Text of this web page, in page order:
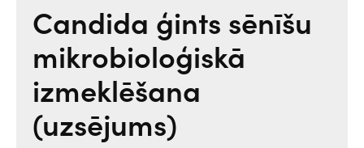
Candida ģints sēnīšu
mikrobioloģiskā
izmeklēšana
(uzsējums)